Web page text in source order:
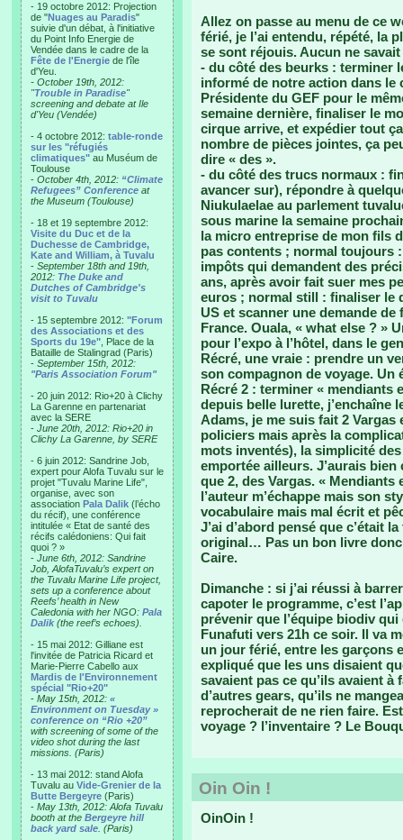
- 19 octobre 2012: Projection
de "Nuages au Paradis"
suivie d'un débat, à l'initiative
du Point Info Energie de
Vendée dans le cadre de la
Fête de l'Energie de l'île
d'Yeu.
- October 19th, 2012:
"Trouble in Paradise"
screening and debate at Ile
d'Yeu (Vendée)
- 4 octobre 2012: table-ronde
sur les "réfugiés
climatiques" au Muséum de
Toulouse
- October 4th, 2012: “Climate
Refugees” Conference at
the Museum (Toulouse)
- 18 et 19 septembre 2012:
Visite du Duc et de la
Duchesse de Cambridge,
Kate and William, à Tuvalu
- September 18th and 19th,
2012: The Duke and
Dutches of Cambridge's
visit to Tuvalu
- 15 septembre 2012: "Forum
des Associations et des
Sports du 19e" , Place de la
Bataille de Stalingrad (Paris)
- September 15th, 2012:
"Paris Association Forum"
- 20 juin 2012: Rio+20 à Clichy
La Garenne en partenariat
avec la SERE
- June 20th, 2012: Rio+20 in
Clichy La Garenne, by SERE
- 6 juin 2012: Sandrine Job,
expert pour Alofa Tuvalu sur le
projet "Tuvalu Marine Life",
organise, avec son
association Pala Dalik (l’écho
du récif), une conférence
intitulée « Etat de santé des
récifs calédoniens: Qui fait
quoi ? »
- June 6th, 2012: Sandrine
Job, AlofaTuvalu’s expert on
the Tuvalu Marine Life project,
sets up a conference about
Reefs’ health in New
Caledonia with her NGO: Pala
Dalik (the reef’s echoes).
- 15 mai 2012: Gilliane est
l'invitée de Patricia Ricard et
Marie-Pierre Cabello aux
Mardis de l'Environnement
spécial "Rio+20"
- May 15th, 2012: «
Environment on Tuesday »
conference on “Rio +20”
with screening of some of the
video shot during the last
missions. (Paris)
- 13 mai 2012: stand Alofa
Tuvalu au Vide-Grenier de la
Butte Bergeyre (Paris)
- May 13th, 2012: Alofa Tuvalu
booth at the Bergeyre hill
back yard sale . (Paris)
Allez on passe au menu de ce
férié, je l’ai entendu, répété, la
se sont réjouis. Aucun ne
- du côté des beurks : terminer
informé de notre action dans le
Présidente du GEF pour le
semaine dernière, finaliser le
cirque arrive, et expédier tout
nombre de pièces jointes, ça
dire « des ».
- du côté des trucs normaux :
avancer sur), répondre à
Niukulaelae au parlement
sous marine la semaine
la micro entreprise de mon fils
pas contents ; normal toujours
impôts qui demandent des
ans, après avoir fait suer mes
euros ; normal still : finaliser le
US et scanner une demande
France. Ouala, « what else ? »
pour l’expo à l’hôtel, dans le
Récré, une vraie : prendre un
son compagnon de voyage. Un
Récré 2 : terminer «
depuis belle lurette, j’enchaîne
Adams, je me suis fait 2 Vargas
policiers mais après la
mots inventés), la simplicité
emportée ailleurs. J’aurais
que 2, des Vargas. «
l’auteur m’échappe mais son
vocabulaire mais mal écrit et
J’ai d’abord pensé que c’était
original… Pas un bon livre
Caire.
Dimanche : si j’ai réussi à
capoter le programme, c’est
prévenir que l’équipe biodiv
Funafuti vers 21h ce soir. Il va
un jour férié, entre les garçons
expliqué que les uns disaient
savaient pas ce qu’ils avaient à
d’autres gears, qu’ils ne
reprocherait de ne rien faire.
voyage ? l’inventaire ? Le
Oin Oin !
OinOin !